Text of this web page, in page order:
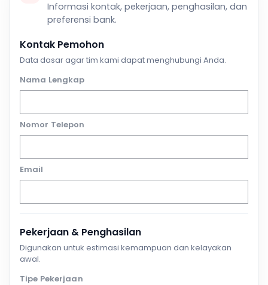
Informasi kontak, pekerjaan, penghasilan, dan
preferensi bank.
Kontak Pemohon
Data dasar agar tim kami dapat menghubungi Anda.
Nama Lengkap
Nomor Telepon
Email
Pekerjaan & Penghasilan
Digunakan untuk estimasi kemampuan dan kelayakan
awal.
Tipe Pekerjaan